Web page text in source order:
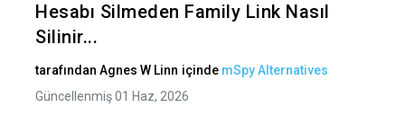
Hesabı Silmeden Family Link Nasıl
Silinir...
tarafından Agnes W Linn içinde mSpy Alternatives
Güncellenmiş 01 Haz, 2026